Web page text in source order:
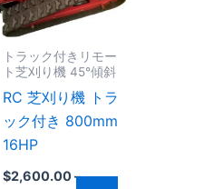
トラック付きリモー
ト芝刈り機 45°傾斜
RC 芝刈り機 トラ
ック付き 800mm
16HP
$2,600.00 –
は
数
バ
リ
ー